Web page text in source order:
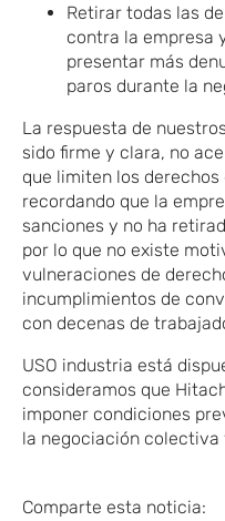
Retirar todas las
contra la empresa
presentar más
paros durante la
La respuesta de
sido firme y clara, no
que limiten los
recordando que la
sanciones y no ha
por lo que no existe
vulneraciones de
incumplimientos de
con decenas de
USO industria está
consideramos que
imponer condiciones
la negociación colectiva
Comparte esta noticia: